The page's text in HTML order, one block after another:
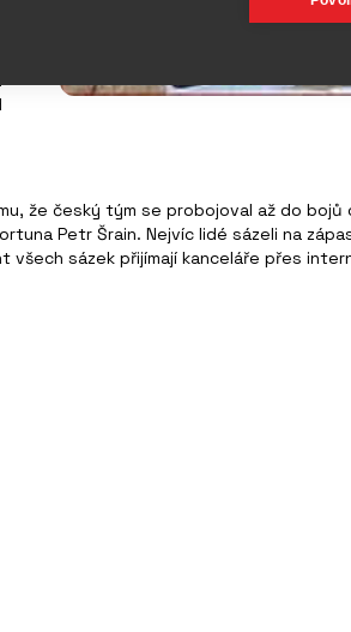
že český tým se probojoval až do
Petr Šrain. Nejvíc lidé sázeli na
sázek přijímají kanceláře přes